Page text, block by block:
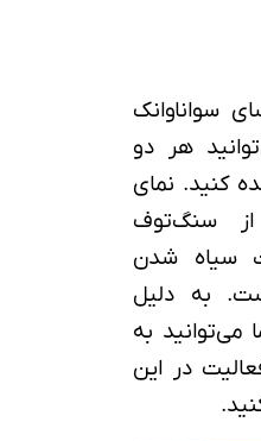
سواناوانک
هر دو
کنید. نمای
سنگ‌توف
سیاه شدن
به دلیل
می‌توانید به
در این